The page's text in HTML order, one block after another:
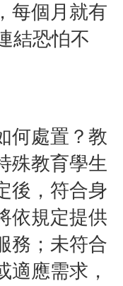
每個月就有
結恐怕不
何處置？教
殊教育學生
後，符合身
依規定提供
務；未符合
適應需求，